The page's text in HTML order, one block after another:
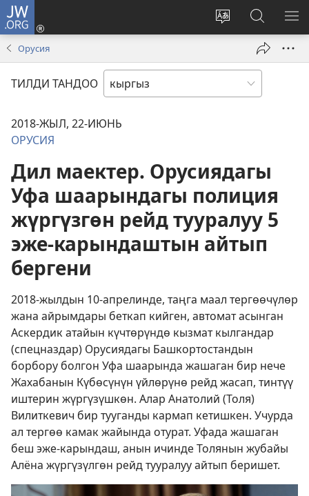
JW.ORG
Башка
тандоо
Кирүү
(жаңы
JW.ORG
сайтынан
издөө
Орусия
ТИЛДИ ТАНДОО
2018-ЖЫЛ, 22-ИЮНЬ
ОРУСИЯ
Дил маектер. Орусиядагы
Уфа шаарындагы полиция
жүргүзгөн рейд тууралуу 5
эже-карындаштын айтып
бергени
2018-жылдын 10-апрелинде, таңга маал тергөөчүлөр
жана айрымдары беткап кийген, автомат асынган
Аскердик атайын күчтөрүндө кызмат кылгандар
(спецназдар) Орусиядагы Башкортостандын
борбору болгон Уфа шаарында жашаган бир нече
Жахабанын Күбөсүнүн үйлөрүнө рейд жасап, тинтүү
иштерин жүргүзүшкөн. Алар Анатолий (Толя)
Вилиткевич бир тууганды кармап кетишкен. Учурда
ал тергөө камак жайында отурат. Уфада жашаган
беш эже-карындаш, анын ичинде Толянын жубайы
Алёна жүргүзүлгөн рейд тууралуу айтып беришет.